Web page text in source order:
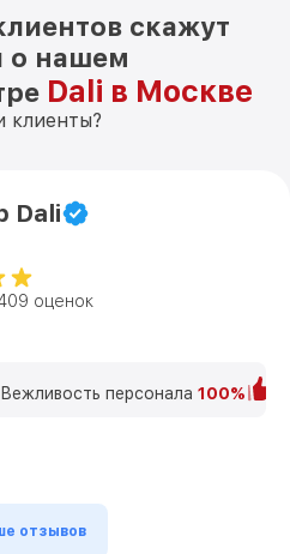
скажут
о нашем
Dali в Москве
клиенты?
Dali
оценок
Вежливость персонала 100%
отзывов